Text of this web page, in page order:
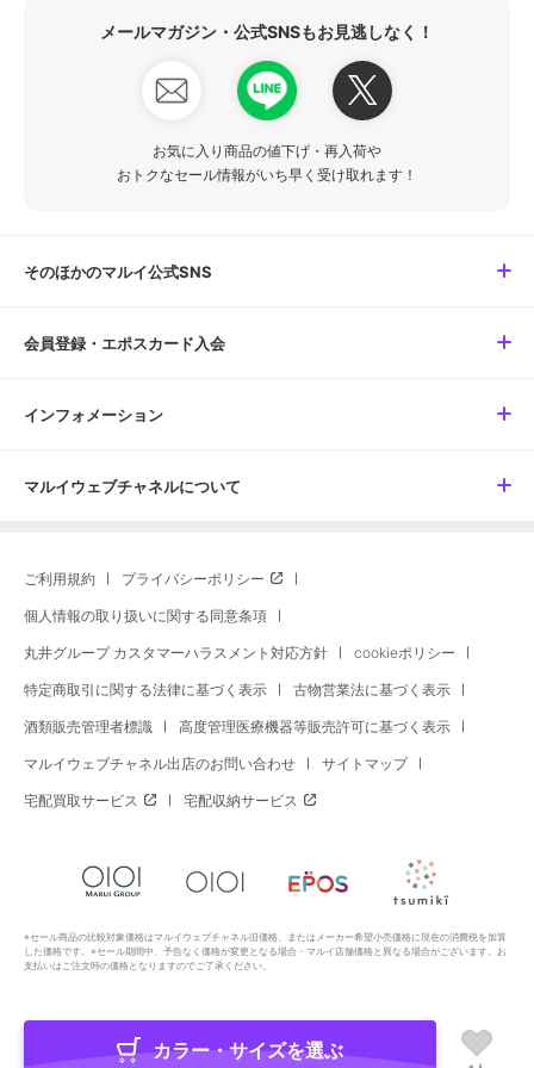
メールマガジン・公式SNSもお見逃しなく！
お気に入り商品の値下げ・再入荷や
おトクなセール情報がいち早く受け取れます！
そのほかのマルイ公式SNS
会員登録・エポスカード入会
インフォメーション
マルイウェブチャネルについて
ご利用規約 プライバシーポリシー
個人情報の取り扱いに関する同意条項
丸井グループ カスタマーハラスメント対応方針 cookieポリシー
特定商取引に関する法律に基づく表示 古物営業法に基づく表示
酒類販売管理者標識 高度管理医療機器等販売許可に基づく表示
マルイウェブチャネル出店のお問い合わせ サイトマップ
宅配買取サービス 宅配収納サービス
※セール商品の比較対象価格はマルイウェブチャネル旧価格、またはメーカー希望小売価格に現在の消費税を加算
した価格です。※セール期間中、予告なく価格が変更となる場合・マルイ店舗価格と異なる場合がございます。お
支払いはご注文時の価格となりますのでご了承ください。
Copyright All Rights Reserved. MARUI Co., Ltd
カラー・サイズを選ぶ